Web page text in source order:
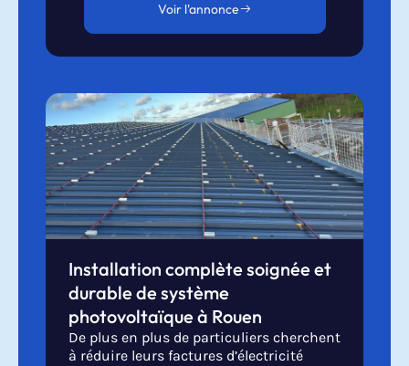
Voir l'annonce
Installation complète soignée et
durable de système
photovoltaïque à Rouen
De plus en plus de particuliers cherchent
à réduire leurs factures d’électricité